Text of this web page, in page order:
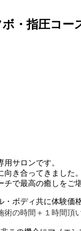
・指圧コー
サロンです。
き合ってきました。
で最高の癒しをご
ボディ共に体験価
の時間＋１時間頂